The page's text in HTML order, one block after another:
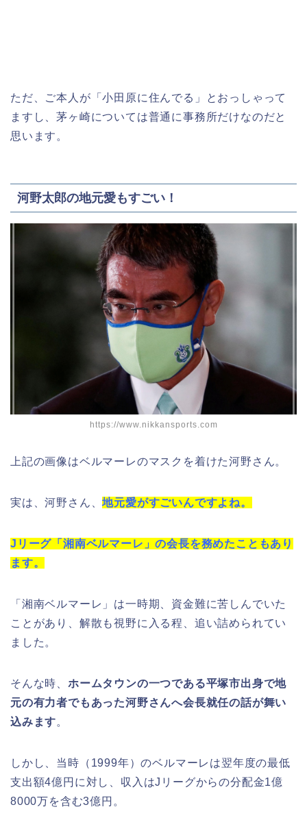
ただ、ご本人が「小田原に住んでる」とおっしゃって
ますし、茅ヶ崎については普通に事務所だけなのだと
思います。
河野太郎の地元愛もすごい！
https://www.nikkansports.com
上記の画像はベルマーレのマスクを着けた河野さん。
実は、河野さん、地元愛がすごいんですよね。
Jリーグ「湘南ベルマーレ」の会長を務めたこともあり
ます。
「湘南ベルマーレ」は一時期、資金難に苦しんでいた
ことがあり、解散も視野に入る程、追い詰められてい
ました。
そんな時、 ホームタウンの一つである平塚市出身で地
元の有力者でもあった河野さんへ会長就任の話が舞い
込みます。
しかし、当時（1999年）のベルマーレは翌年度の最低
支出額4億円に対し、収入はJリーグからの分配金1億
8000万を含む3億円。